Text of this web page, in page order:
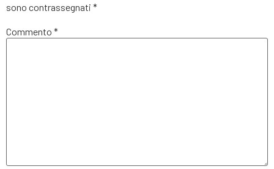
sono contrassegnati *
Commento *